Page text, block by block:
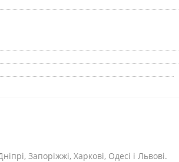
Запоріжжі, Харкові, Одесі і Львові.